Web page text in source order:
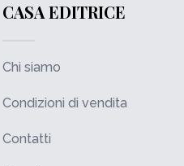
CASA EDITRICE
Chi siamo
Condizioni di vendita
Contatti